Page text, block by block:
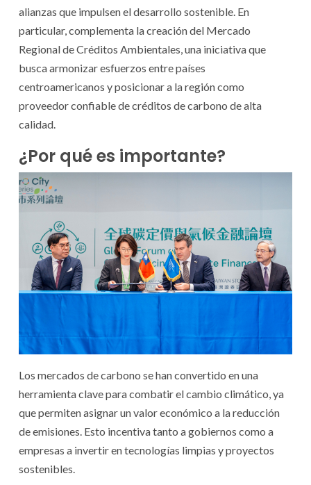
alianzas que impulsen el desarrollo sostenible. En
particular, complementa la creación del Mercado
Regional de Créditos Ambientales, una iniciativa que
busca armonizar esfuerzos entre países
centroamericanos y posicionar a la región como
proveedor confiable de créditos de carbono de alta
calidad.
¿Por qué es importante?
Los mercados de carbono se han convertido en una
herramienta clave para combatir el cambio climático, ya
que permiten asignar un valor económico a la reducción
de emisiones. Esto incentiva tanto a gobiernos como a
empresas a invertir en tecnologías limpias y proyectos
sostenibles.